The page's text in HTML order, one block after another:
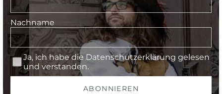
Nachname
Ja, ich habe die Datenschutzerklärung gelesen
und verstanden.
ABONNIEREN